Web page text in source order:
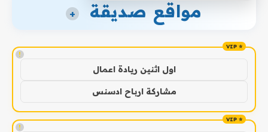
مواقع صديقة +
!
اول اثنين ريادة اعمال
مشاركة ارباح ادسنس
!